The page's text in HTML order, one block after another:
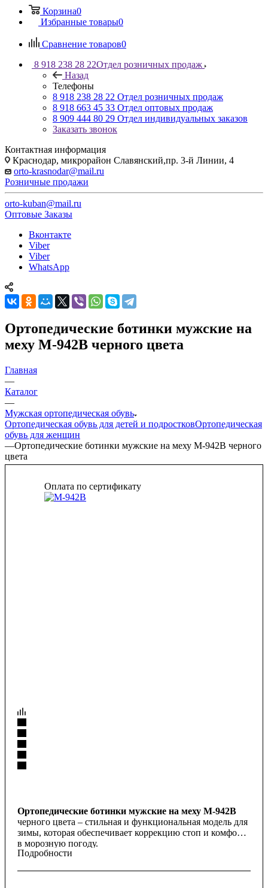
Корзина0
Избранные товары0
Сравнение товаров0
8 918 238 28 22Отдел розничных продаж
Назад
Телефоны
8 918 238 28 22 Отдел розничных продаж
8 918 663 45 33 Отдел оптовых продаж
8 909 444 80 29 Отдел индивидуальных заказов
Заказать звонок
Контактная информация
Краснодар, микрорайон Славянский,пр. 3-й Линии, 4
orto-krasnodar@mail.ru
Розничные продажи
orto-kuban@mail.ru
Оптовые Заказы
Вконтакте
Viber
Viber
WhatsApp
Ортопедические ботинки мужские на
меху М-942В черного цвета
Главная
—
Каталог
—
Мужская ортопедическая обувь
Ортопедическая обувь для детей и подростковОртопедическая
обувь для женщин
—Ортопедические ботинки мужские на меху М-942В черного
цвета
Оплата по сертификату
Ортопедические ботинки мужские на меху М-942В
черного цвета – стильная и функциональная модель для
зимы, которая обеспечивает коррекцию стоп и комфорт
в морозную погоду.
Подробности